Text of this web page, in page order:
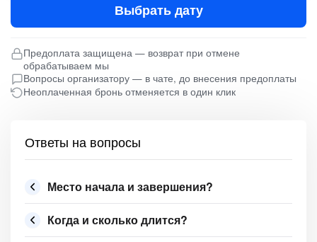
Выбрать дату
Предоплата защищена — возврат при отмене
обрабатываем мы
Вопросы организатору — в чате, до внесения предоплаты
Неоплаченная бронь отменяется в один клик
Ответы на вопросы
Место начала и завершения?
Когда и сколько длится?